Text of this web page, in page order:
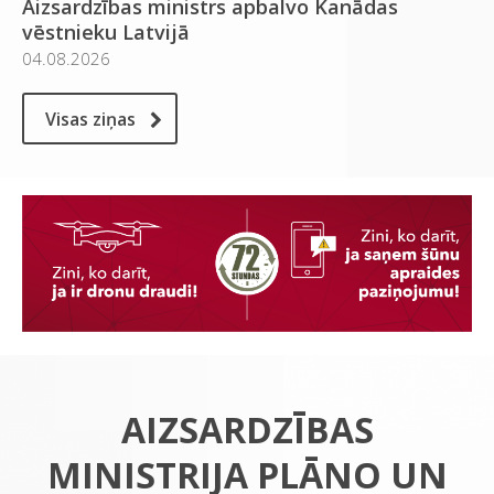
Aizsardzības ministrs apbalvo Kanādas
vēstnieku Latvijā
04.08.2026
Visas ziņas
AIZSARDZĪBAS
MINISTRIJA PLĀNO UN